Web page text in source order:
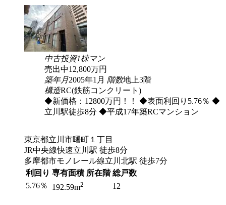
中古投資1棟マン
売出中12,800万円
築年月2005年1月 階数地上3階
構造RC(鉄筋コンクリート)
◆新価格：12800万円！！ ◆表面利回り5.76％ ◆
立川駅徒歩8分 ◆平成17年築RCマンション
東京都立川市曙町１丁目
JR中央線快速立川駅 徒歩8分
多摩都市モノレール線立川北駅 徒歩7分
利回り 専有面積 所在階 総戸数
5.76％
192.59m2 12